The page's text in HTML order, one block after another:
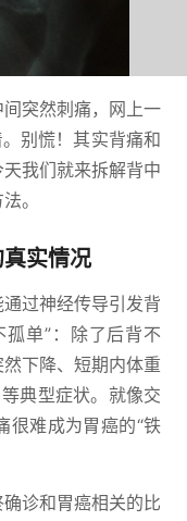
突然刺痛，网上一
别慌！其实背痛和
我们就来拆解背中
。
实情况
过神经传导引发背
单”：除了后背不
下降、短期内体重
典型症状。就像交
很难成为胃癌的“铁
诊和胃癌相关的比